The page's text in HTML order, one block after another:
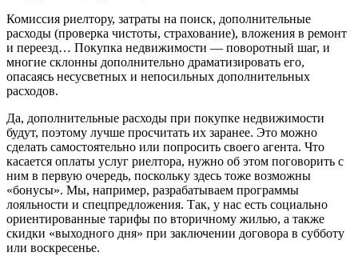
Комиссия риелтору, затраты на поиск, дополнительные
расходы (проверка чистоты, страхование), вложения в ремонт
и переезд… Покупка недвижимости — поворотный шаг, и
многие склонны дополнительно драматизировать его,
опасаясь несусветных и непосильных дополнительных
расходов.
Да, дополнительные расходы при покупке недвижимости
будут, поэтому лучше просчитать их заранее. Это можно
сделать самостоятельно или попросить своего агента. Что
касается оплаты услуг риелтора, нужно об этом поговорить с
ним в первую очередь, поскольку здесь тоже возможны
«бонусы». Мы, например, разрабатываем программы
лояльности и спецпредложения. Так, у нас есть социально
ориентированные тарифы по вторичному жилью, а также
скидки «выходного дня» при заключении договора в субботу
или воскресенье.